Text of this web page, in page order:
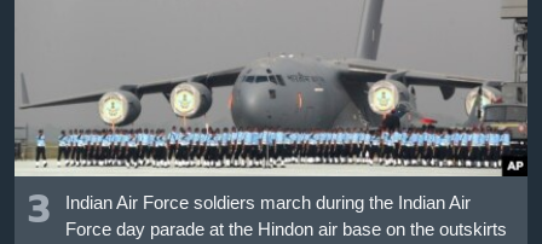
3
Indian Air Force soldiers march during the Indian Air
Force day parade at the Hindon air base on the outskirts